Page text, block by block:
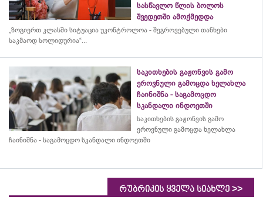
სასწავლო წლის ბოლოს
შვედეთში ამოქმედდა
„ზოგიერთ კლასში სიტუაცია უკონტროლოა - შეგროვებული თანხები
საკმაოდ სოლიდურია“...
საკითხების გაჟონვის გამო
ეროვნული გამოცდა ხელახლა
ჩაინიშნა - საგამოცდო
სკანდალი ინდოეთში
საკითხების გაჟონვის გამო
ეროვნული გამოცდა ხელახლა
ჩაინიშნა - საგამოცდო სკანდალი ინდოეთში
რუბრიკის ყველა სიახლე >>